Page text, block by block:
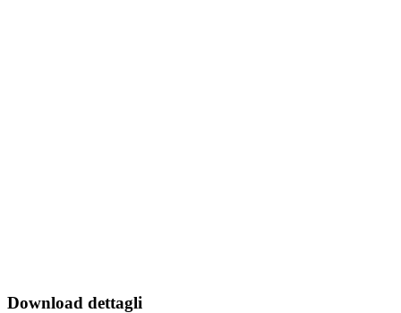
Download dettagli